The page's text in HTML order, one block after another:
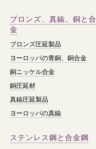
ブロンズ、真鍮、銅と合
金
ブロンズ圧延製品
ヨーロッパの青銅、銅合金
銅ニッケル合金
銅圧延材
真鍮圧延製品
ヨーロッパの真鍮
ステンレス鋼と合金鋼